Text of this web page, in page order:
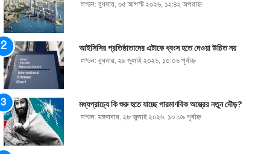
লন্ডন: বুধবার, ০৫ আগস্ট ২০২৬, ১২:৪২ অপরাহ্ণ
আইসিসির প্রতিষ্ঠাতাদের এটাকে ধ্বংস হতে দেওয়া উচিত নয়
লন্ডন: বুধবার, ২৯ জুলাই ২০২৬, ১০:০৬ পূর্বাহ্ণ
মধ্যপ্রাচ্যে কি শুরু হতে যাচ্ছে পারমাণবিক অস্ত্রের নতুন দৌড়?
লন্ডন: মঙ্গলবার, ২৮ জুলাই ২০২৬, ১০:০৯ পূর্বাহ্ণ